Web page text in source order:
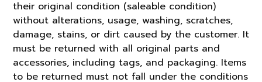
their original condition (saleable condition)
without alterations, usage, washing, scratches,
damage, stains, or dirt caused by the customer. It
must be returned with all original parts and
accessories, including tags, and packaging. Items
to be returned must not fall under the conditions